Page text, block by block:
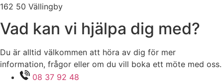
162 50 Vällingby
Vad kan vi hjälpa dig med?
Du är alltid välkommen att höra av dig för mer
information, frågor eller om du vill boka ett möte med oss.
08 37 92 48